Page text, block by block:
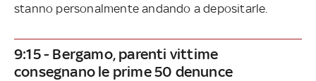
stanno personalmente andando a depositarle.
9:15 - Bergamo, parenti vittime
consegnano le prime 50 denunce